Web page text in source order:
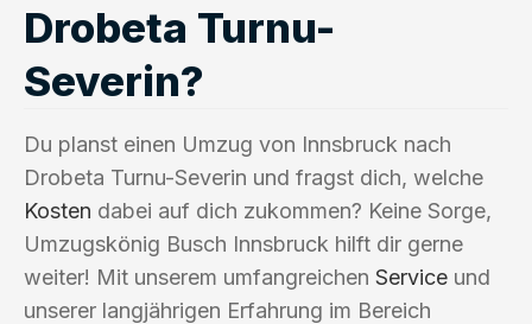
Drobeta Turnu-
Severin?
Du planst einen Umzug von Innsbruck nach
Drobeta Turnu-Severin und fragst dich, welche
Kosten dabei auf dich zukommen? Keine Sorge,
Umzugskönig Busch Innsbruck hilft dir gerne
weiter! Mit unserem umfangreichen Service und
unserer langjährigen Erfahrung im Bereich